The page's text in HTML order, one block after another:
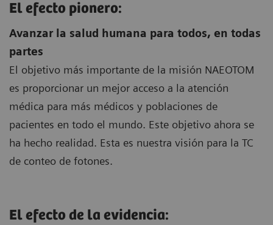
El efecto pionero:
Avanzar la salud humana para todos, en todas
partes
El objetivo más importante de la misión NAEOTOM
es proporcionar un mejor acceso a la atención
médica para más médicos y poblaciones de
pacientes en todo el mundo. Este objetivo ahora se
ha hecho realidad. Esta es nuestra visión para la TC
de conteo de fotones.
El efecto de la evidencia: